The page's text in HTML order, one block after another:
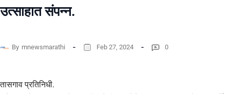
उत्साहात संपन्न.
By mnewsmarathi Feb 27, 2024 0
तासगाव प्रतिनिधी.